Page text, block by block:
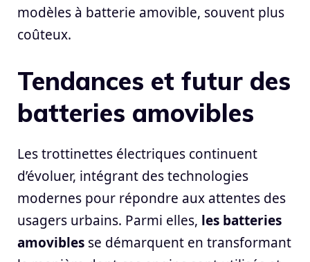
modèles à batterie amovible, souvent plus
coûteux.
Tendances et futur des
batteries amovibles
Les trottinettes électriques continuent
d’évoluer, intégrant des technologies
modernes pour répondre aux attentes des
usagers urbains. Parmi elles, les batteries
amovibles se démarquent en transformant